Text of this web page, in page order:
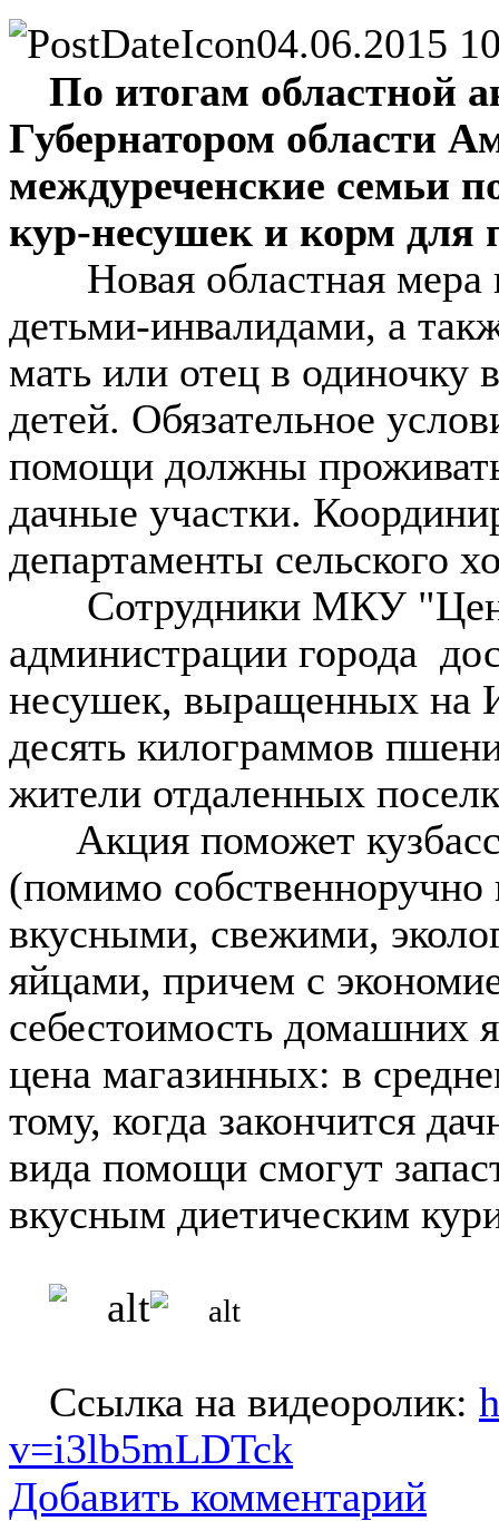
04.06.2015
По итогам областной
Губернатором области
междуреченские семьи
кур-несушек и корм для
Новая областная мера
детьми-инвалидами, а
мать или отец в одиночку
детей. Обязательное
помощи должны
дачные участки.
департаменты сельского
Сотрудники МКУ
администрации города
несушек, выращенных на
десять килограммов
жители отдаленных
Акция поможет
(помимо
вкусными, свежими,
яйцами, причем с
себестоимость домашних
цена магазинных: в
тому, когда закончится
вида помощи смогут
вкусным диетическим
Ссылка на видеоролик:
v=i3lb5mLDTck
Добавить комментарий